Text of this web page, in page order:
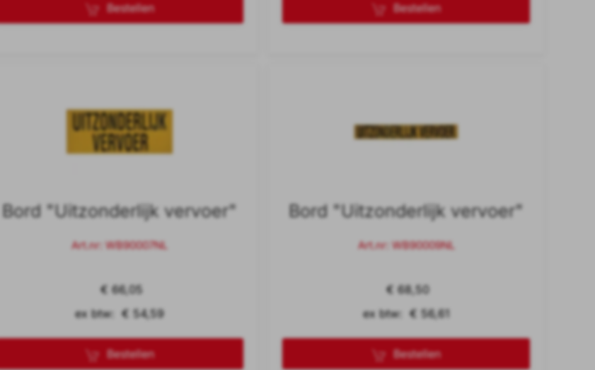
Bestellen Bestellen
Bord "Uitzonderlijk vervoer"
Art.nr: WB90007NL
€ 66,05
ex btw: € 54,59
Bestellen
Bord "Uitzonderlijk vervoer"
Art.nr: WB90009NL
€ 68,50
ex btw: € 56,61
Bestellen